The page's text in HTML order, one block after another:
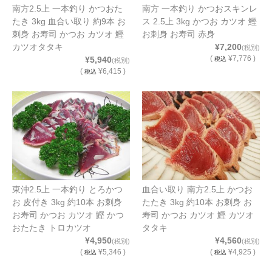
南方2.5上 一本釣り かつおた
たき 3kg 血合い取り 約9本 お
刺身 お寿司 かつお カツオ 鰹
カツオタタキ
¥5,940(税別)
( 税込 ¥6,415 )
南方 一本釣り かつおスキンレ
ス 2.5上 3kg かつお カツオ 鰹
お刺身 お寿司 赤身
¥7,200(税別)
( 税込 ¥7,776 )
東沖2.5上 一本釣り とろかつ
お 皮付き 3kg 約10本 お刺身
お寿司 かつお カツオ 鰹 かつ
おたたき トロカツオ
¥4,950(税別)
( 税込 ¥5,346 )
血合い取り 南方2.5上 かつお
たたき 3kg 約10本 お刺身 お
寿司 かつお カツオ 鰹 カツオ
タタキ
¥4,560(税別)
( 税込 ¥4,925 )